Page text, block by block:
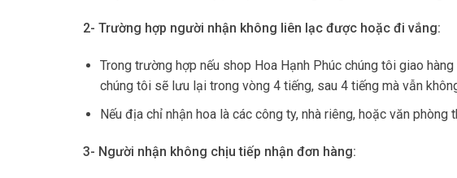
2- Trường hợp người nhận không liên lạc được hoặc đi vắng:
Trong trường hợp nếu shop Hoa Hạnh Phúc chúng tôi giao
chúng tôi sẽ lưu lại trong vòng 4 tiếng, sau 4 tiếng mà vẫn
Nếu địa chỉ nhận hoa là các công ty, nhà riêng, hoặc văn
3- Người nhận không chịu tiếp nhận đơn hàng: